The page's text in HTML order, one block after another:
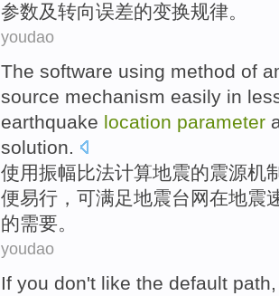
参数及转向误差的变换规律。
youdao
The software using method of
source mechanism easily in
earthquake location parameter
solution.
使用振幅比法计算地震的震源机
便易行， 可满足地震台网在地震
的需要。
youdao
If you don't like the default path